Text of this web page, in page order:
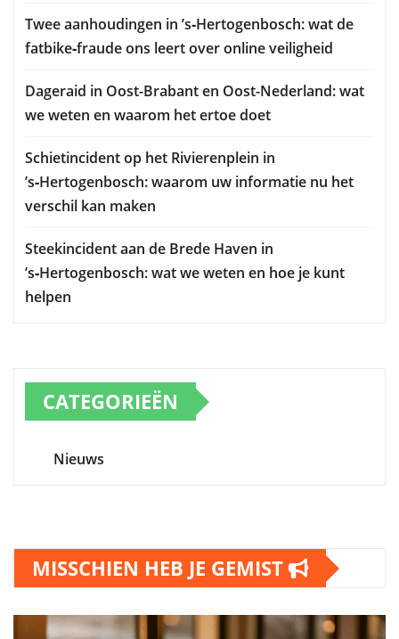
Twee aanhoudingen in ’s‑Hertogenbosch: wat de
fatbike‑fraude ons leert over online veiligheid
Dageraid in Oost-Brabant en Oost-Nederland: wat
we weten en waarom het ertoe doet
Schietincident op het Rivierenplein in
’s‑Hertogenbosch: waarom uw informatie nu het
verschil kan maken
Steekincident aan de Brede Haven in
’s‑Hertogenbosch: wat we weten en hoe je kunt
helpen
CATEGORIEËN
Nieuws
MISSCHIEN HEB JE GEMIST